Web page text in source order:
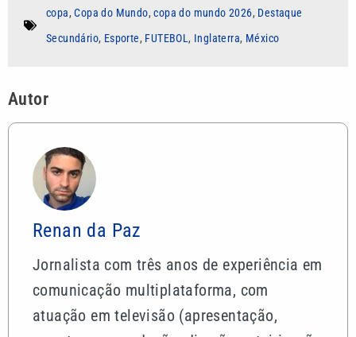
copa,Copa do Mundo,copa do mundo 2026, Destaque
Secundário, Esporte, FUTEBOL , Inglaterra, México
Autor
Renan da Paz
Jornalista com três anos de experiência em
comunicação multiplataforma, com
atuação em televisão (apresentação,